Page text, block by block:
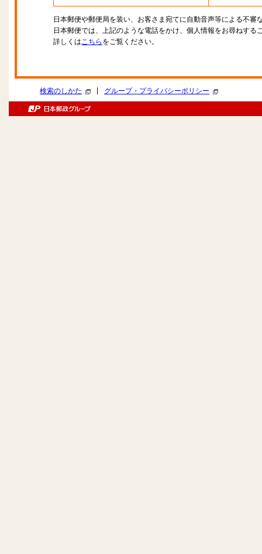
日本郵便や郵便局を装い、お客さま宛てに自動音声等による不審
日本郵便では、上記のような電話をかけ、個人情報をお尋ねする
詳しくはこちら をご覧ください。
検索のしかた グループ・プライバシーポリシー